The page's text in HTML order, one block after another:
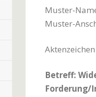
Muster-
Muster-
Betreff:
Forderung/